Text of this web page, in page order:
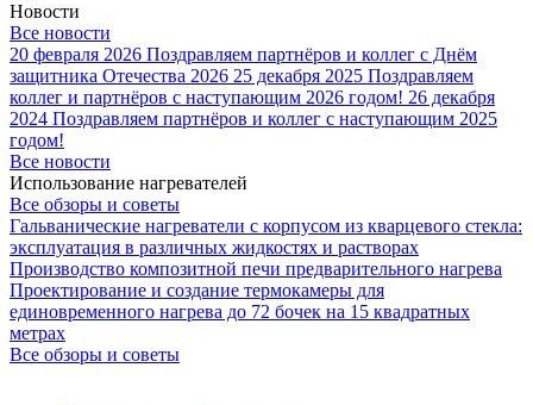
Новости
Все новости
20 февраля 2026 Поздравляем партнёров и коллег с Днём
защитника Отечества 2026 25 декабря 2025 Поздравляем
коллег и партнёров с наступающим 2026 годом! 26 декабря
2024 Поздравляем партнёров и коллег с наступающим 2025
годом!
Все новости
Использование нагревателей
Все обзоры и советы
Гальванические нагреватели с корпусом из кварцевого стекла:
эксплуатация в различных жидкостях и растворах
Производство композитной печи предварительного нагрева
Проектирование и создание термокамеры для
единовременного нагрева до 72 бочек на 15 квадратных
метрах
Все обзоры и советы